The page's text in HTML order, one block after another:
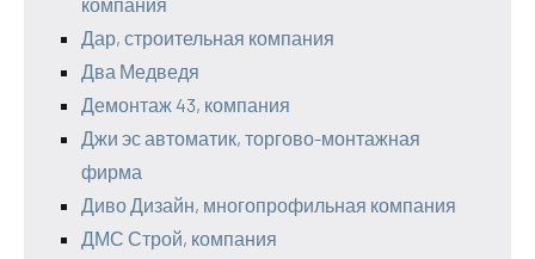
Дар, строительная компания
Два Медведя
Демонтаж 43, компания
Джи эс автоматик, торгово-монтажная
фирма
Диво Дизайн, многопрофильная компания
ДМС Строй, компания